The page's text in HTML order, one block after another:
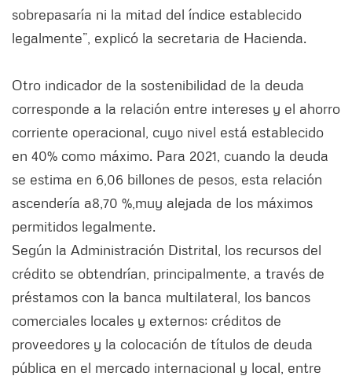
sobrepasaría ni la mitad del índice establecido
legalmente”, explicó la secretaria de Hacienda.
Otro indicador de la sostenibilidad de la deuda
corresponde a la relación entre intereses y el ahorro
corriente operacional, cuyo nivel está establecido
en 40% como máximo. Para 2021, cuando la deuda
se estima en 6,06 billones de pesos, esta relación
ascendería a8,70 %,muy alejada de los máximos
permitidos legalmente.
Según la Administración Distrital, los recursos del
crédito se obtendrían, principalmente, a través de
préstamos con la banca multilateral, los bancos
comerciales locales y externos; créditos de
proveedores y la colocación de títulos de deuda
pública en el mercado internacional y local, entre